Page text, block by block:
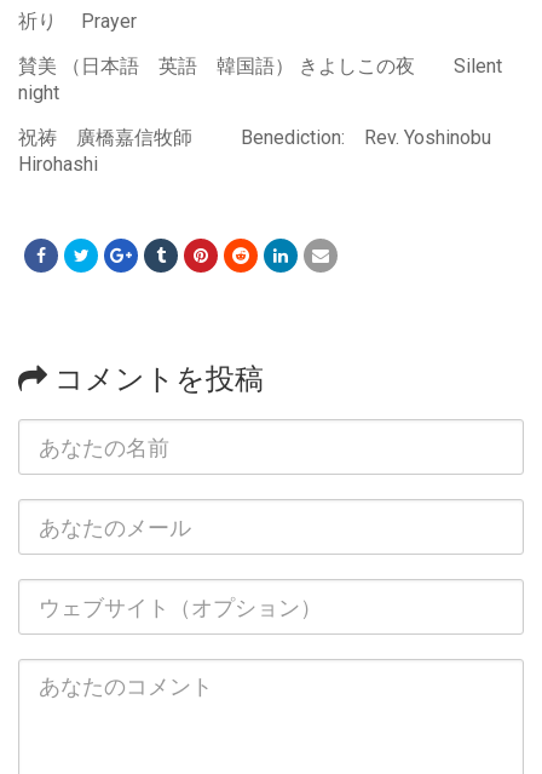
祈り Prayer
賛美 （日本語 英語 韓国語） きよしこの夜 Silent
night
祝祷 廣橋嘉信牧師 Benediction: Rev. Yoshinobu
Hirohashi
コメントを投稿